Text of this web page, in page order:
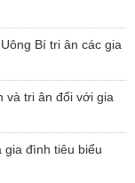
Bí tri ân các gia
và tri ân đối với gia
gia đình tiêu biểu